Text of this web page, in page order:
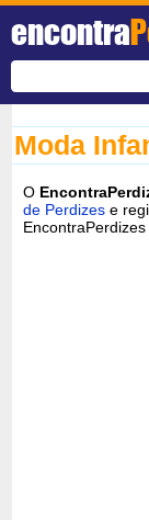
encontra
Moda
O
de Perdizes e